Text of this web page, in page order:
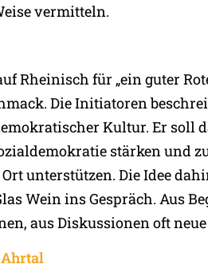
vermitteln.
Rheinisch für „ein guter
Die Initiatoren
Kultur. Er soll
stärken und
unterstützen. Die Idee
Wein ins Gespräch. Aus
aus Diskussionen oft neue
Ahrtal